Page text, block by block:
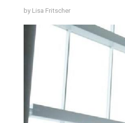
by Lisa Fritscher